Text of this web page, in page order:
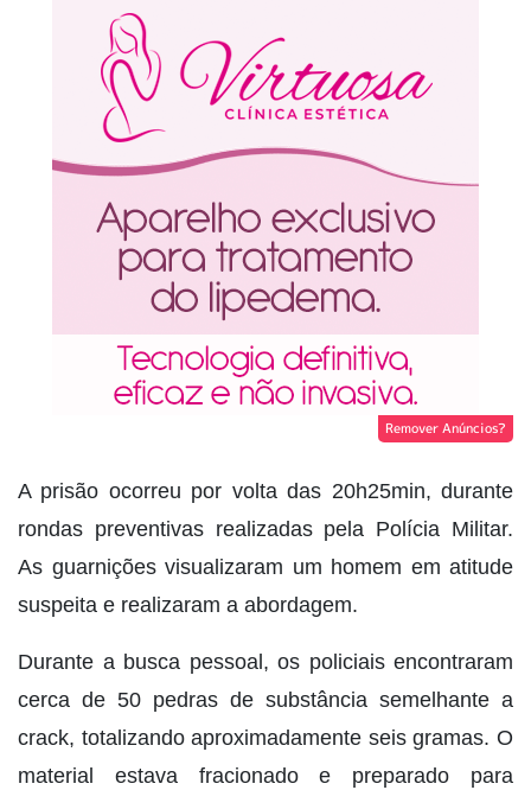
Remover Anúncios?
A prisão ocorreu por volta das 20h25min, durante
rondas preventivas realizadas pela Polícia Militar.
As guarnições visualizaram um homem em atitude
suspeita e realizaram a abordagem.
Durante a busca pessoal, os policiais encontraram
cerca de 50 pedras de substância semelhante a
crack, totalizando aproximadamente seis gramas. O
material estava fracionado e preparado para